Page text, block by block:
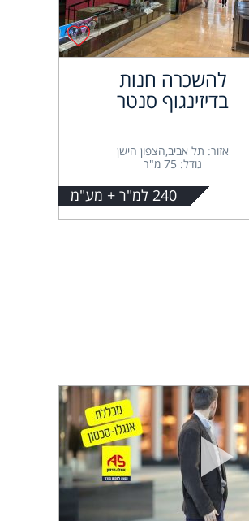
להשכרה חנות
בדיזינגוף סנטר
אזור: תל אביב,הצפון הישן
גודל: 75 מ"ר
240 למ"ר + מע"מ